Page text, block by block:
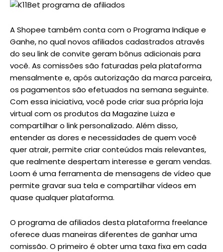
A Shopee também conta com o Programa Indique e
Ganhe, no qual novos afiliados cadastrados através
do seu link de convite geram bônus adicionais para
você. As comissões são faturadas pela plataforma
mensalmente e, após autorização da marca parceira,
os pagamentos são efetuados na semana seguinte.
Com essa iniciativa, você pode criar sua própria loja
virtual com os produtos da Magazine Luiza e
compartilhar o link personalizado. Além disso,
entender as dores e necessidades de quem você
quer atrair, permite criar conteúdos mais relevantes,
que realmente despertam interesse e geram vendas.
Loom é uma ferramenta de mensagens de vídeo que
permite gravar sua tela e compartilhar vídeos em
quase qualquer plataforma.
O programa de afiliados desta plataforma freelance
oferece duas maneiras diferentes de ganhar uma
comissão. O primeiro é obter uma taxa fixa em cada